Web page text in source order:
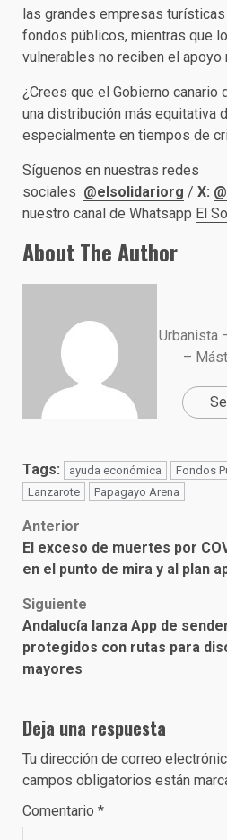
las grandes empresas
fondos públicos, mientras que
vulnerables no reciben el apoyo
¿Crees que el Gobierno canario
una distribución más equitativa
especialmente en tiempos de
Síguenos en nuestras redes
sociales @elsolidariorg / X:
nuestro canal de Whatsapp El
About The Author
Urbanista
–
Tags: ayuda económica Fondos
Lanzarote
Papagayo Arena
Post
navigation
Anterior
El exceso de muertes por
en el punto de mira y al plan
Siguiente
Andalucía lanza App de
protegidos con rutas para
mayores
Deja una respuesta
Tu dirección de correo
campos obligatorios están
Comentario *